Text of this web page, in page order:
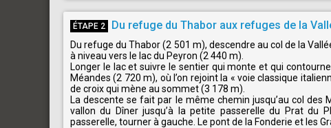
ÉTAPE 2 Du refuge du Thabor aux refuges de la
Du refuge du Thabor (2 501 m), descendre au col de la
à niveau vers le lac du Peyron (2 440 m).
Longer le lac et suivre le sentier qui monte et qui
Méandes (2 720 m), où l’on rejoint la « voie classique
de croix qui mène au sommet (3 178 m).
La descente se fait par le même chemin jusqu’au col des
vallon du Dîner jusqu’à la petite passerelle du Prat du
passerelle, tourner à gauche. Le pont de la Fonderie et les